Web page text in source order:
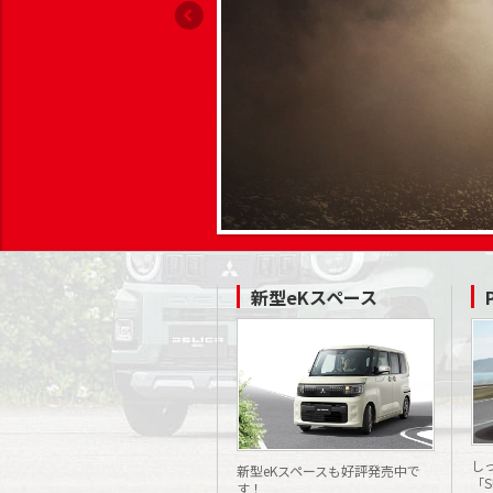
新型eKスペース
新型eKスペースも好評発売中で
す！
し